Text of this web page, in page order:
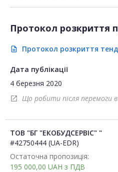
Протокол розкриття
description Протокол розкриття
Дата публікації
4 березня 2020
open_in_new Що робити після перемоги в
ТОВ "БГ "ЕКОБУДСЕРВІС" "
#42750444 (UA-EDR)
Остаточна пропозиція:
195 000,00 UAH з ПДВ